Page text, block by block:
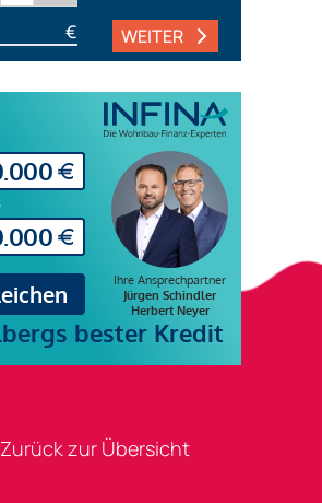
€ WEITER
Zurück zur Übersicht